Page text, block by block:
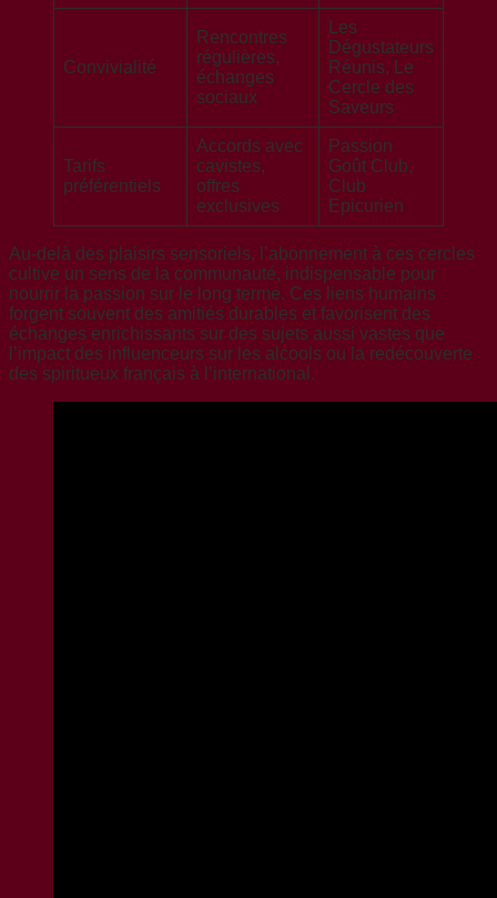
Convivialité
Rencontres
régulières,
échanges
sociaux
Les
Dégustateurs
Réunis, Le
Cercle des
Saveurs
Tarifs
préférentiels
Accords avec
cavistes,
offres
exclusives
Passion
Goût Club,
Club
Epicurien
Au-delà des plaisirs sensoriels, l’abonnement à ces cercles
cultive un sens de la communauté, indispensable pour
nourrir la passion sur le long terme. Ces liens humains
forgent souvent des amitiés durables et favorisent des
échanges enrichissants sur des sujets aussi vastes que
l’impact des influenceurs sur les alcools ou la redécouverte
des spiritueux français à l’international.